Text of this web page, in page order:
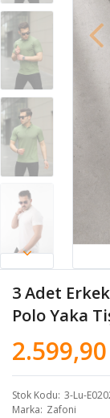
3 Adet
Polo Yaka
Stok Kodu 3-Lu-
Marka Zafoni